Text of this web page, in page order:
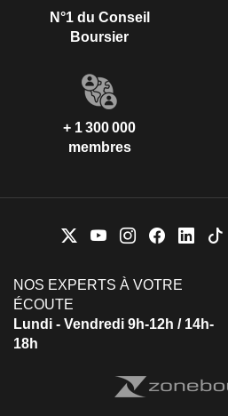
N°1 du Conseil
Boursier
+ 1 300 000
membres
NOS EXPERTS À VOTRE
ÉCOUTE
Lundi - Vendredi 9h-12h / 14h-
18h